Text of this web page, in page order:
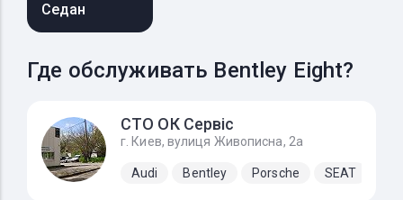
Седан
Где обслуживать Bentley Eight?
СТО ОК Сервіс
г. Киев, вулиця Живописна, 2а
Audi Bentley Porsche SEAT